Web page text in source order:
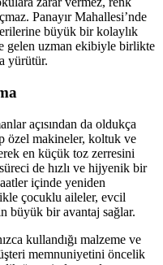
Panayır Mahallesi’nde
büyük bir kolaylık
gelen uzman ekibiyle birlikte
yürütür.
açısından da oldukça
özel makineler, koltuk ve
en küçük toz zerresini
de hızlı ve hijyenik bir
içinde yeniden
çocuklu aileler, evcil
büyük bir avantaj sağlar.
kullandığı malzeme ve
memnuniyetini öncelik